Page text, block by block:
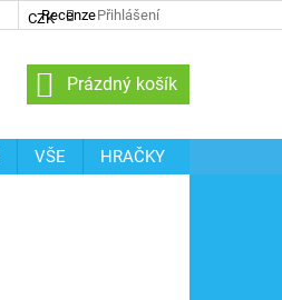
Recenze
CZK Přihlášení
NÁKUPNÍ
KOŠÍK
Prázdný košík
VŠE
HRAČKY